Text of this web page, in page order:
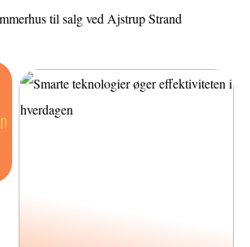
til salg ved Ajstrup Strand